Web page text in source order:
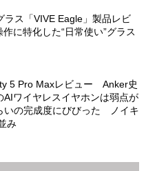
ラス「VIVE Eagle」製品レビ
に特化した“日常使い”グラス
5 Pro Maxレビュー Anker史
AIワイヤレスイヤホンは弱点が
いの完成度にびびった ノイキ
み